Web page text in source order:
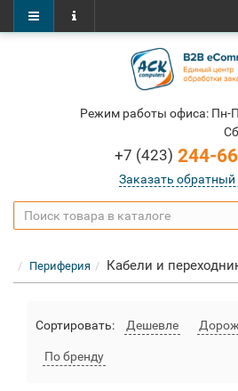
Режим работы офиса: Пн-
+7 (423) 244-
Заказать обратный
Периферия Кабели и
Сортировать: Дешевле
По бренду